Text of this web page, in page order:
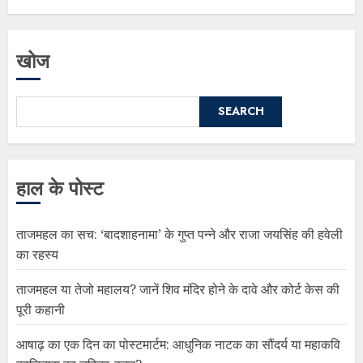
खोज
SEARCH
हाल के पोस्ट
ताजमहल का सच: ‘बादशाहनामा’ के गुप्त पन्ने और राजा जयसिंह की हवेली
का रहस्य
ताजमहल या तेजो महालय? जानें शिव मंदिर होने के दावे और कोर्ट केस की
पूरी कहानी
आषाढ़ का एक दिन का पोस्टमार्टम: आधुनिक नाटक का सौंदर्य या महाकवि